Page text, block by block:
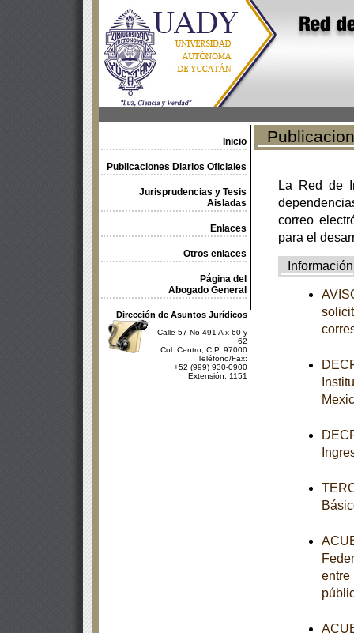
Inicio
Publicaciones Diarios Oficiales
Jurisprudencias y Tesis
Aisladas
Enlaces
Otros enlaces
Página del
Abogado General
Dirección de Asuntos Jurídicos
Calle 57 No 491 A x 60 y
62
Col. Centro, C.P. 97000
Teléfono/Fax:
+52 (999) 930-0900
Extensión: 1151
La Red de
correo
para el
Información
entre